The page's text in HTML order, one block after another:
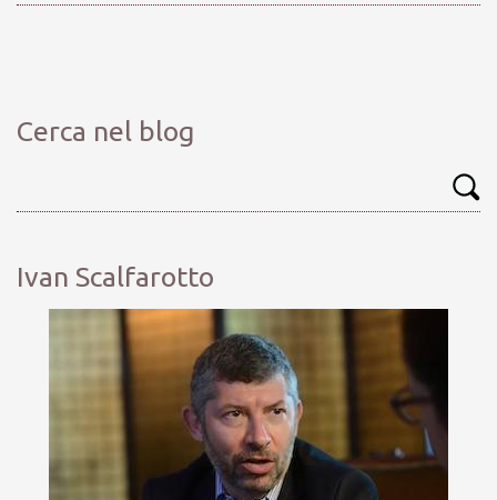
Cerca nel blog
Ivan Scalfarotto